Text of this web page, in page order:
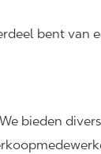
bent van
bieden